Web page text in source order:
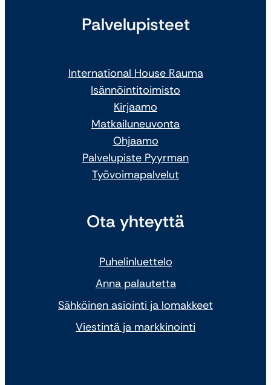
Palvelupisteet
International House Rauma
Isännöintitoimisto
Kirjaamo
Matkailuneuvonta
Ohjaamo
Palvelupiste Pyyrman
Työvoimapalvelut
Ota yhteyttä
Puhelinluettelo
Anna palautetta
Sähköinen asiointi ja lomakkeet
Viestintä ja markkinointi